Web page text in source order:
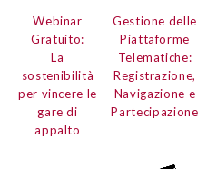
Webinar
Gratuito:
La
sostenibilità
per vincere le
gare di
appalto
Gestione delle
Piattaforme
Telematiche:
Registrazione,
Navigazione e
Partecipazione